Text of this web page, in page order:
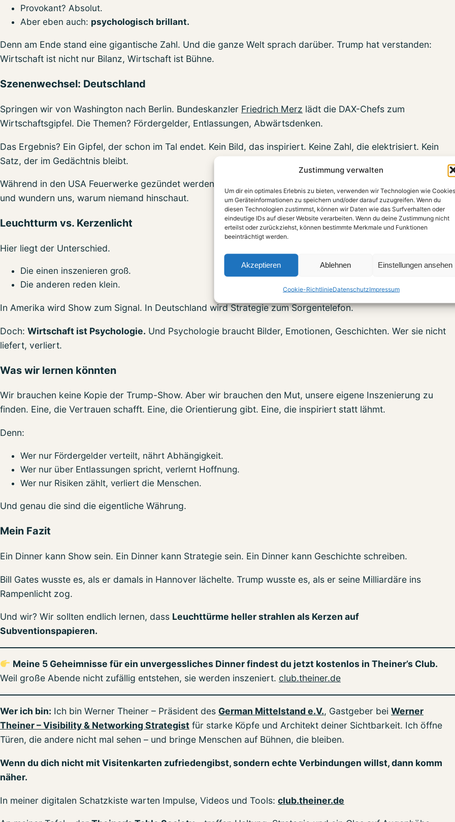
Zustimmung verwalten
Um dir ein optimales Erlebnis zu bieten, verwenden wir Technologien wie
um Geräteinformationen zu speichern und/oder darauf zuzugreifen. Wenn du
diesen Technologien zustimmst, können wir Daten wie das Surfverhalten oder
eindeutige IDs auf dieser Website verarbeiten. Wenn du deine Zustimmung nicht
erteilst oder zurückziehst, können bestimmte Merkmale und Funktionen
beeinträchtigt werden.
Akzeptieren Ablehnen Einstellungen ansehen
Cookie-RichtlinieDatenschutzImpressum
Provokant? Absolut.
Aber eben auch: psychologisch brillant.
Denn am Ende stand eine gigantische Zahl. Und die ganze Welt sprach darüber. Trump hat verstanden:
Wirtschaft ist nicht nur Bilanz, Wirtschaft ist Bühne.
Szenenwechsel: Deutschland
Springen wir von Washington nach Berlin. Bundeskanzler Friedrich Merz lädt die DAX-Chefs zum
Wirtschaftsgipfel. Die Themen? Fördergelder, Entlassungen, Abwärtsdenken.
Das Ergebnis? Ein Gipfel, der schon im Tal endet. Kein Bild, das inspiriert. Keine Zahl, die elektrisiert. Kein
Satz, der im Gedächtnis bleibt.
Während in den USA Feuerwerke gezündet werden, stellen wir in Deutschland brav ein Teelicht ins Fenster –
und wundern uns, warum niemand hinschaut.
Leuchtturm vs. Kerzenlicht
Hier liegt der Unterschied.
Die einen inszenieren groß.
Die anderen reden klein.
In Amerika wird Show zum Signal. In Deutschland wird Strategie zum Sorgentelefon.
Doch: Wirtschaft ist Psychologie. Und Psychologie braucht Bilder, Emotionen, Geschichten. Wer sie nicht
liefert, verliert.
Was wir lernen könnten
Wir brauchen keine Kopie der Trump-Show. Aber wir brauchen den Mut, unsere eigene Inszenierung zu
finden. Eine, die Vertrauen schafft. Eine, die Orientierung gibt. Eine, die inspiriert statt lähmt.
Denn:
Wer nur Fördergelder verteilt, nährt Abhängigkeit.
Wer nur über Entlassungen spricht, verlernt Hoffnung.
Wer nur Risiken zählt, verliert die Menschen.
Und genau die sind die eigentliche Währung.
Mein Fazit
Ein Dinner kann Show sein. Ein Dinner kann Strategie sein. Ein Dinner kann Geschichte schreiben.
Bill Gates wusste es, als er damals in Hannover lächelte. Trump wusste es, als er seine Milliardäre ins
Rampenlicht zog.
Und wir? Wir sollten endlich lernen, dass Leuchttürme heller strahlen als Kerzen auf
Subventionspapieren.
Meine 5 Geheimnisse für ein unvergessliches Dinner findest du jetzt kostenlos in Theiner’s Club.
Weil große Abende nicht zufällig entstehen, sie werden inszeniert. club.theiner.de
Wer ich bin: Ich bin Werner Theiner – Präsident des German Mittelstand e.V., Gastgeber bei Werner
Theiner – Visibility & Networking Strategist für starke Köpfe und Architekt deiner Sichtbarkeit. Ich öffne
Türen, die andere nicht mal sehen – und bringe Menschen auf Bühnen, die bleiben.
Wenn du dich nicht mit Visitenkarten zufriedengibst, sondern echte Verbindungen willst, dann komm
näher.
In meiner digitalen Schatzkiste warten Impulse, Videos und Tools: club.theiner.de